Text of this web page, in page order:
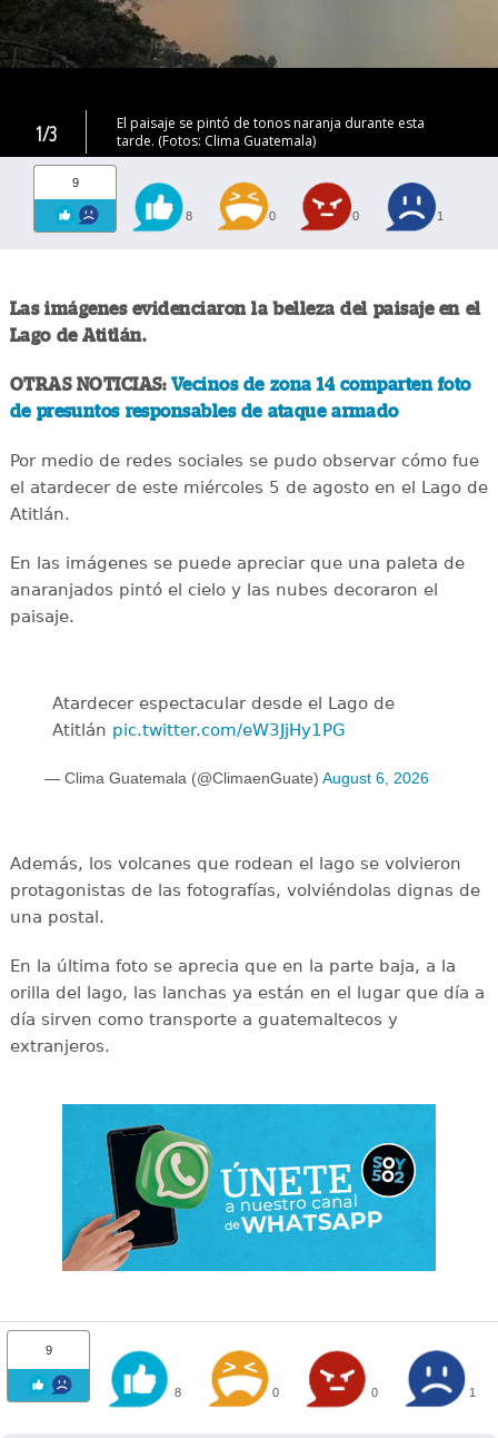
1/3
El paisaje se pintó de tonos naranja durante esta
tarde. (Fotos: Clima Guatemala)
9
8 0 0 1
Las imágenes evidenciaron la belleza del paisaje en el
Lago de Atitlán.
OTRAS NOTICIAS: Vecinos de zona 14 comparten foto
de presuntos responsables de ataque armado
Por medio de redes sociales se pudo observar cómo fue
el atardecer de este miércoles 5 de agosto en el Lago de
Atitlán.
En las imágenes se puede apreciar que una paleta de
anaranjados pintó el cielo y las nubes decoraron el
paisaje.
Atardecer espectacular desde el Lago de
Atitlán pic.twitter.com/eW3JjHy1PG
— Clima Guatemala (@ClimaenGuate) August 6, 2026
Además, los volcanes que rodean el lago se volvieron
protagonistas de las fotografías, volviéndolas dignas de
una postal.
En la última foto se aprecia que en la parte baja, a la
orilla del lago, las lanchas ya están en el lugar que día a
día sirven como transporte a guatemaltecos y
extranjeros.
9
8 0 0 1